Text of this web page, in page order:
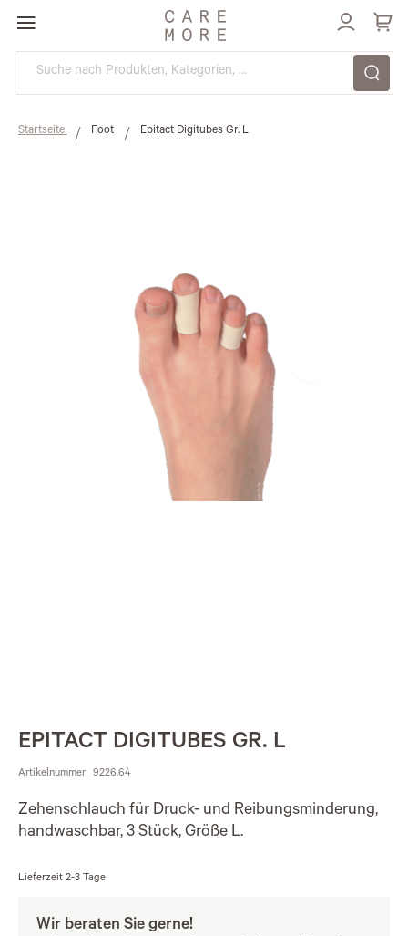
Direkt
zum
Inhalt
Startseite Foot Epitact Digitubes Gr. L
EPITACT DIGITUBES GR. L
Artikelnummer 9226.64
Zehenschlauch für Druck- und Reibungsminderung,
handwaschbar, 3 Stück, Größe L.
Lieferzeit 2-3 Tage
Wir beraten Sie gerne!